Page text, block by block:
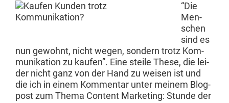
“Die
Men­
schen
sind es
nun gewohnt, nicht wegen, son­dern trotz Kom­
mu­nika­tion zu kaufen”. Eine steile These, die lei­
der nicht ganz von der Hand zu weisen ist und
die ich in einem Kom­men­tar unter meinem Blog­
post zum The­ma Con­tent Mar­ket­ing: Stunde der